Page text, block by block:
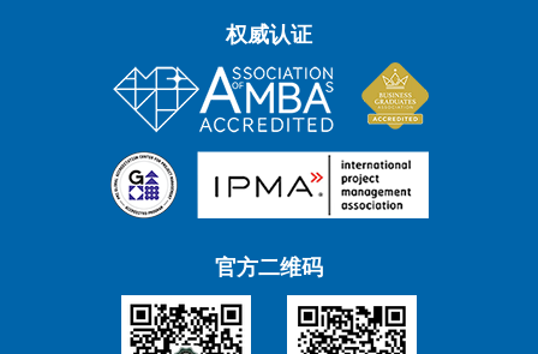
权威认证
官方二维码